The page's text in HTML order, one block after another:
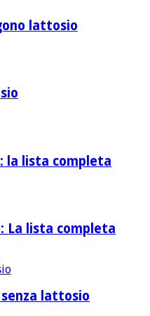
lattosio
la lista completa
lista completa
senza lattosio